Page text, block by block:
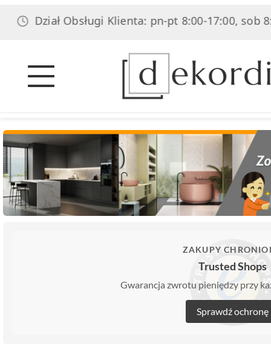
Obsługi Klienta: pn-pt 8:00-17:00, sob 8:00-14:00
ZAKUPY
Trusted Shops
Gwarancja zwrotu pieniędzy przy
Sprawdź ochronę